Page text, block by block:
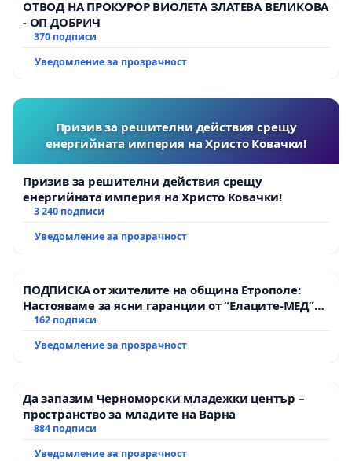
ОТВОД НА ПРОКУРОР ВИОЛЕТА ЗЛАТЕВА ВЕЛИКОВА
- ОП ДОБРИЧ
370 подписи
Уведомление за прозрачност
Призив за решителни действия срещу
енергийната империя на Христо Ковачки!
Призив за решителни действия срещу
енергийната империя на Христо Ковачки!
3 240 подписи
Уведомление за прозрачност
ПОДПИСКА от жителите на община Етрополе:
Настояваме за ясни гаранции от “Елаците-МЕД”
АД и от държавата, че ще се изпълнят всички
162 подписи
Уведомление за прозрачност
Да запазим Черноморски младежки център –
пространство за младите на Варна
884 подписи
Уведомление за прозрачност